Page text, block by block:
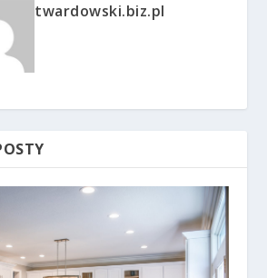
twardowski.biz.pl